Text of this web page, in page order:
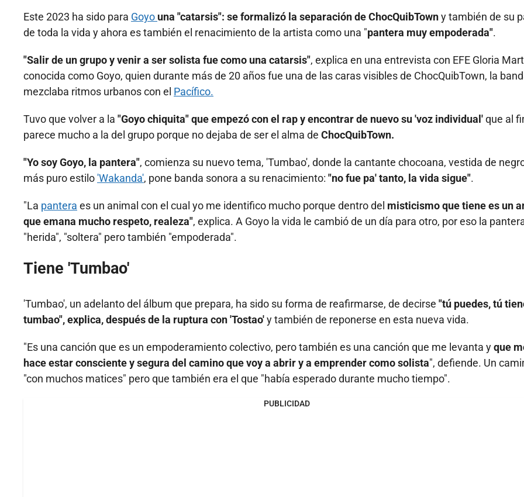
Este 2023 ha sido para Goyo una "catarsis": se formalizó la separación de ChocQuibTowny también de su
de toda la vida y ahora es también el renacimiento de la artista como una "pantera muy empoderada".
"Salir de un grupo y venir a ser solista fue como una catarsis", explica en una entrevista con EFE Gloria
conocida como Goyo, quien durante más de 20 años fue una de las caras visibles de ChocQuibTown, la
mezclaba ritmos urbanos con el Pacífico.
Tuvo que volver a la "Goyo chiquita" que empezó con el rap y encontrar de nuevo su 'voz individual'que al
parece mucho a la del grupo porque no dejaba de ser el alma de ChocQuibTown.
"Yo soy Goyo, la pantera", comienza su nuevo tema, 'Tumbao', donde la cantante chocoana, vestida de
más puro estilo 'Wakanda', pone banda sonora a su renacimiento: "no fue pa' tanto, la vida sigue".
"La pantera es un animal con el cual yo me identifico mucho porque dentro del misticismo que tiene es un
que emana mucho respeto, realeza", explica. A Goyo la vida le cambió de un día para otro, por eso la
"herida", "soltera" pero también "empoderada".
Tiene 'Tumbao'
'Tumbao', un adelanto del álbum que prepara, ha sido su forma de reafirmarse, de decirse "tú puedes, tú
tumbao", explica, después de la ruptura con 'Tostao'y también de reponerse en esta nueva vida.
"Es una canción que es un empoderamiento colectivo, pero también es una canción que me levanta yque
hace estar consciente y segura del camino que voy a abrir y a emprender como solista", defiende. Un
"con muchos matices" pero que también era el que "había esperado durante mucho tiempo".
PUBLICIDAD